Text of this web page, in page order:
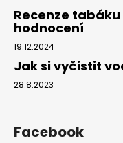
Recenze
hodnocení
19.12.2024
Jak si vyčistit
28.8.2023
Facebook